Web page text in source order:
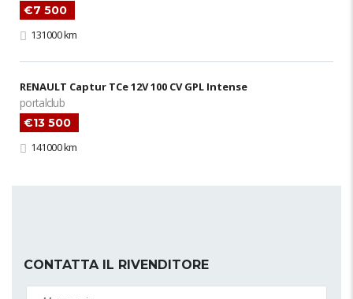
€7 500
131000 km
RENAULT Captur TCe 12V 100 CV GPL Intense
portalclub
€13 500
141000 km
CONTATTA IL RIVENDITORE